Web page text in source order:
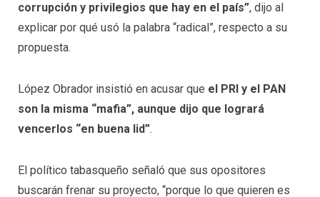
corrupción y privilegios que hay en el país”, dijo al
explicar por qué usó la palabra “radical”, respecto a su
propuesta.
López Obrador insistió en acusar que el PRI y el PAN
son la misma “mafia”, aunque dijo que logrará
vencerlos “en buena lid”.
El político tabasqueño señaló que sus opositores
buscarán frenar su proyecto, “porque lo que quieren es